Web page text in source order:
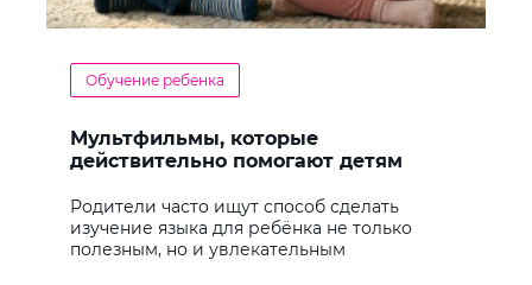
Обучение ребенка
Мультфильмы, которые
действительно помогают детям
Родители часто ищут способ сделать
изучение языка для ребёнка не только
полезным, но и увлекательным